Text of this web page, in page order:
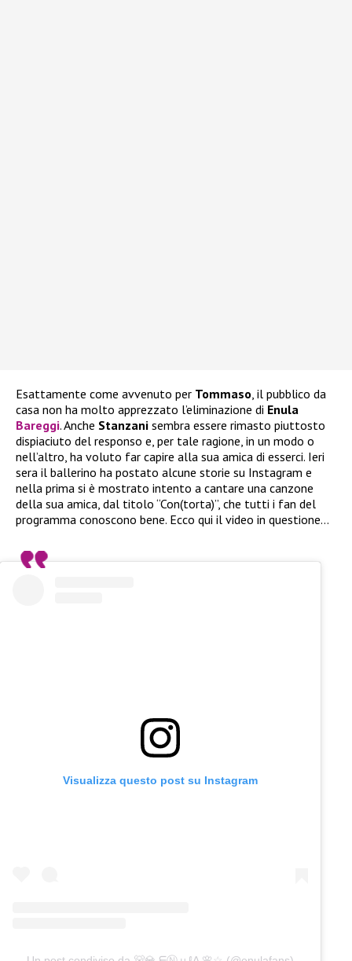
Esattamente come avvenuto per Tommaso, il pubblico da
casa non ha molto apprezzato l’eliminazione di Enula
Bareggi. Anche Stanzani sembra essere rimasto piuttosto
dispiaciuto del responso e, per tale ragione, in un modo o
nell’altro, ha voluto far capire alla sua amica di esserci. Ieri
sera il ballerino ha postato alcune storie su Instagram e
nella prima si è mostrato intento a cantare una canzone
della sua amica, dal titolo “Con(torta)”, che tutti i fan del
programma conoscono bene. Ecco qui il video in questione…
Visualizza questo post su Instagram